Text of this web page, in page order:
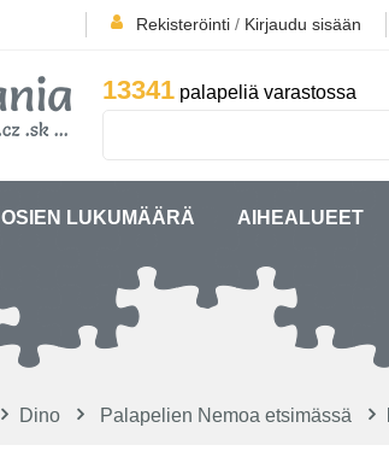
Rekisteröinti / Kirjaudu sisään
13341 palapeliä varastossa
OSIEN LUKUMÄÄRÄ AIHEALUEET
Dino Palapelien Nemoa etsimässä